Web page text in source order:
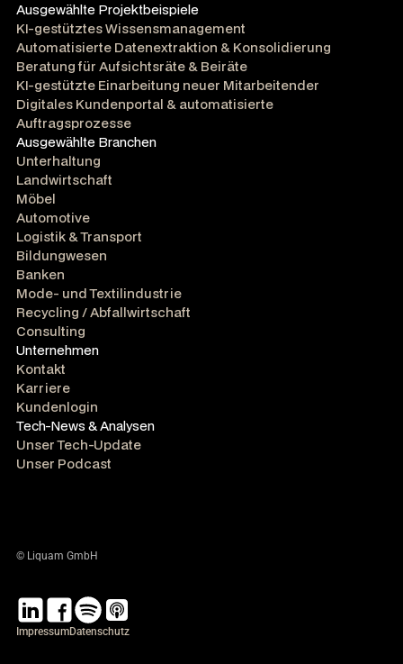
Ausgewählte Projektbeispiele
KI-gestütztes Wissensmanagement
Automatisierte Datenextraktion & Konsolidierung
Beratung für Aufsichtsräte & Beiräte
KI-gestützte Einarbeitung neuer Mitarbeitender
Digitales Kundenportal & automatisierte
Auftragsprozesse
Ausgewählte Branchen
Unterhaltung
Landwirtschaft
Möbel
Automotive
Logistik & Transport
Bildungwesen
Banken
Mode- und Textilindustrie
Recycling / Abfallwirtschaft
Consulting
Unternehmen
Kontakt
Karriere
Kundenlogin
Tech-News & Analysen
Unser Tech-Update
Unser Podcast
© Liquam GmbH
ImpressumDatenschutz